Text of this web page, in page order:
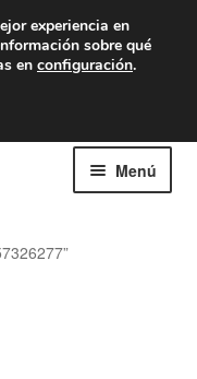
7 EUR
m. a 4 p. m.
Menú
experiencia en
sobre qué
en configuración.